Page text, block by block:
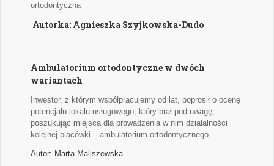
ortodontyczna
Autorka: Agnieszka Szyjkowska-Dudo
Ambulatorium ortodontyczne w dwóch
wariantach
Inwestor, z którym współpracujemy od lat, poprosił o ocenę
potencjału lokalu usługowego, który brał pod uwagę,
poszukując miejsca dla prowadzenia w nim działalności
kolejnej placówki – ambulatorium ortodontycznego.
Autor: Marta Maliszewska